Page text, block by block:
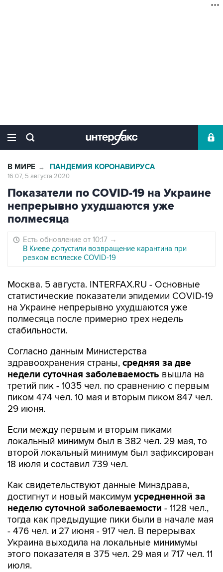
В МИРЕ → ПАНДЕМИЯ КОРОНАВИРУСА
16:07, 5 августа 2020
Показатели по COVID-19 на Украине
непрерывно ухудшаются уже
полмесяца
Есть обновление от 10:17 →
В Киеве допустили возвращение карантина при
резком всплеске COVID-19
Москва. 5 августа. INTERFAX.RU - Основные
статистические показатели эпидемии COVID-19
на Украине непрерывно ухудшаются уже
полмесяца после примерно трех недель
стабильности.
Согласно данным Министерства
здравоохранения страны, средняя за две
недели суточная заболеваемость вышла на
третий пик - 1035 чел. по сравнению с первым
пиком 474 чел. 10 мая и вторым пиком 847 чел.
29 июня.
Если между первым и вторым пиками
локальный минимум был в 382 чел. 29 мая, то
второй локальный минимум был зафиксирован
18 июля и составил 739 чел.
Как свидетельствуют данные Минздрава,
достигнут и новый максимум усредненной за
неделю суточной заболеваемости - 1128 чел.,
тогда как предыдущие пики были в начале мая
- 476 чел. и 27 июня - 917 чел. В перерывах
Украина выходила на локальные минимумы
этого показателя в 375 чел. 29 мая и 717 чел. 11
июля.